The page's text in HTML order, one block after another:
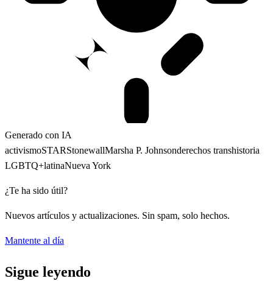
Generado con IA
activismoSTARStonewallMarsha P. Johnsonderechos transhistoria
LGBTQ+latinaNueva York
¿Te ha sido útil?
Nuevos artículos y actualizaciones. Sin spam, solo hechos.
Mantente al día
Sigue leyendo